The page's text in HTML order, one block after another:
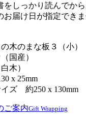
しっかり読んでから
届け日が指定でき
木のまな板３（小）
国産）
木）
x 25mm
ズ 約250 x 130mm
ご案内Gift Wrapping